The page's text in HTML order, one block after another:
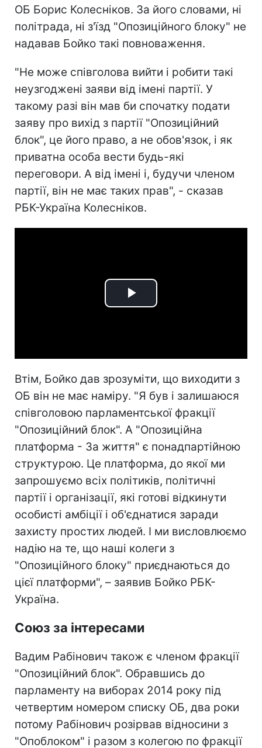
ОБ Борис Колесніков. За його словами, ні
політрада, ні з'їзд "Опозиційного блоку" не
надавав Бойко такі повноваження.
"Не може співголова вийти і робити такі
неузгоджені заяви від імені партії. У
такому разі він мав би спочатку подати
заяву про вихід з партії "Опозиційний
блок", це його право, а не обов'язок, і як
приватна особа вести будь-які
переговори. А від імені і, будучи членом
партії, він не має таких прав", - сказав
РБК-Україна Колесніков.
Play
Втім, Бойко дав зрозуміти, що виходити з
ОБ він не має наміру. "Я був і залишаюся
співголовою парламентської фракції
"Опозиційний блок". А "Опозиційна
платформа - За життя" є понадпартійною
структурою. Це платформа, до якої ми
запрошуємо всіх політиків, політичні
партії і організації, які готові відкинути
особисті амбіції і об'єднатися заради
захисту простих людей. І ми висловлюємо
надію на те, що наші колеги з
"Опозиційного блоку" приєднаються до
цієї платформи", – заявив Бойко РБК-
Україна.
Союз за інтересами
Вадим Рабінович також є членом фракції
"Опозиційний блок". Обравшись до
парламенту на виборах 2014 року під
четвертим номером списку ОБ, два роки
потому Рабінович розірвав відносини з
"Опоблоком" і разом з колегою по фракції